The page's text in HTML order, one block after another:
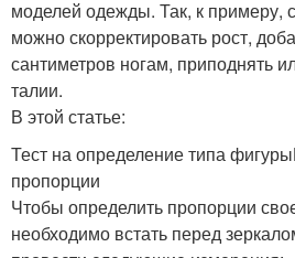
моделей одежды. Так, к
можно скорректировать рост,
сантиметров ногам, приподнять
талии.
В этой статье:
Тест на определение типа
пропорции
Чтобы определить пропорции
необходимо встать перед